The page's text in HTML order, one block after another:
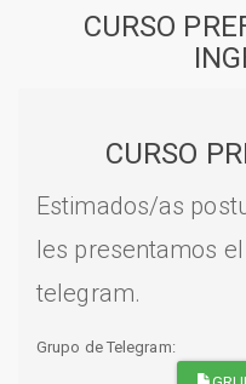
CURSO
CURSO
Estimados/as
les presentamos
telegram.
Grupo de Telegram: